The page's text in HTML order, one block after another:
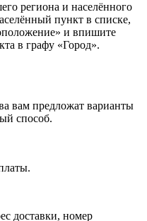
региона и населённого
пункт в списке,
и впишите
в графу «Город».
вам предложат варианты
способ.
доставки, номер